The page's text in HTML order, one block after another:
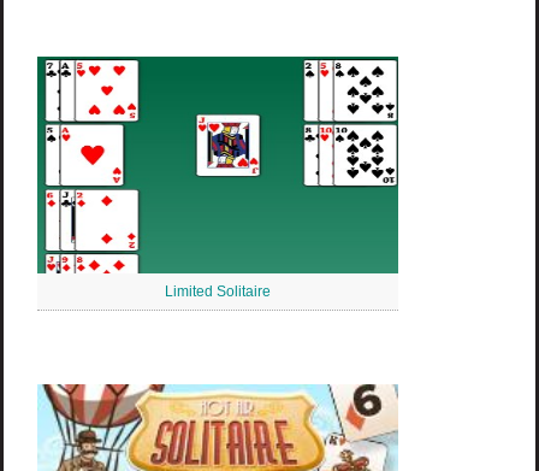
Limited Solitaire